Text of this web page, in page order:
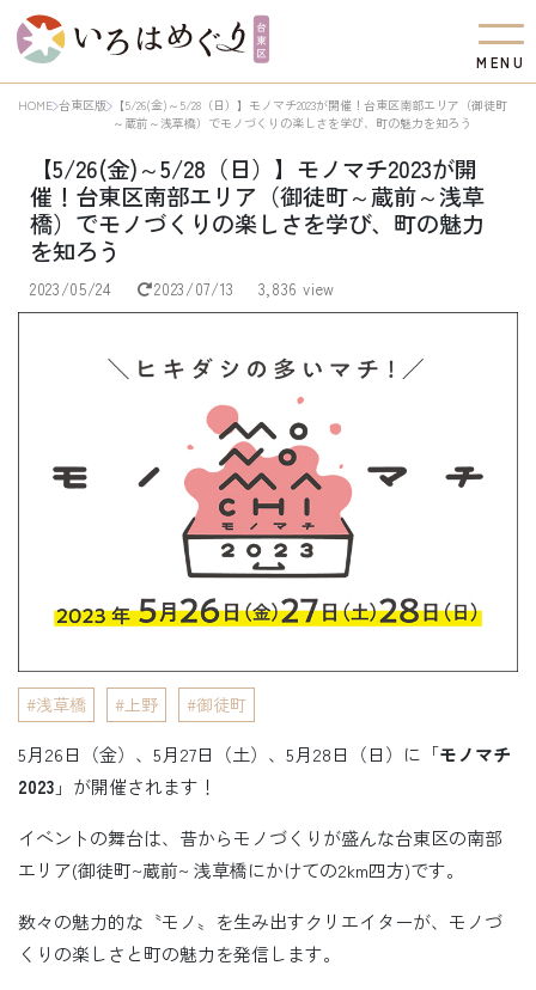
M EN U
HOME 台東区版
【5/26(金)～5/28（日）】モノマチ2023が開催！台東区南部エリア（御徒町
～蔵前～浅草橋）でモノづくりの楽しさを学び、町の魅力を知ろう
【5/26(金)～5/28（日）】モノマチ2023が開
催！台東区南部エリア（御徒町～蔵前～浅草
橋）でモノづくりの楽しさを学び、町の魅力
を知ろう
2023/05/24 2023/07/13 3,836 view
浅草橋 上野 御徒町
5月26日（金）、5月27日（土）、5月28日（日）に「モノマチ
2023 」が開催されます！
イベントの舞台は、昔からモノづくりが盛んな台東区の南部
エリア(御徒町~蔵前~ 浅草橋にかけての2km四方)です。
数々の魅力的な〝モノ〟を生み出すクリエイターが、モノづ
くりの楽しさと町の魅力を発信します。